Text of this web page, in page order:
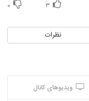
۳ ۰
نظرات
ویدیوهای کانال